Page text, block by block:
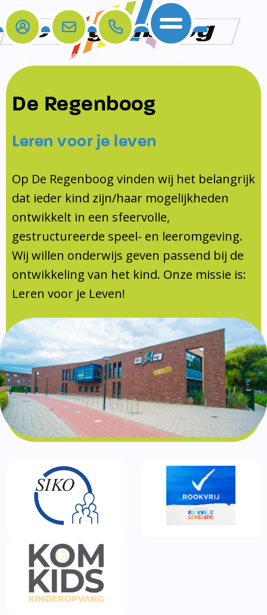
Home
De school
Opleiding en Stage
KomKids
Schoolvakanties
Ouderraad
Medezeggenschapsraad
Documentatie
Formulieren
SIKO
Ouders
Ouders
Contact
Contact
Contact
Samenwerkingen
Samenwerkingen
Schoollogopedist
E-mail
De Regenboog
Leren voor je leven
Op De Regenboog vinden wij het belangrijk
dat ieder kind zijn/haar mogelijkheden
ontwikkelt in een sfeervolle,
gestructureerde speel- en leeromgeving.
Wij willen onderwijs geven passend bij de
ontwikkeling van het kind. Onze missie is:
Leren voor je Leven!